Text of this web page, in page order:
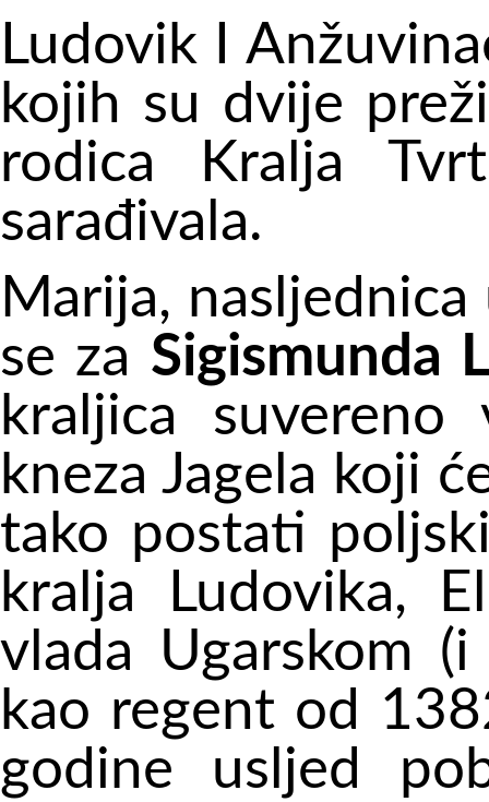
Ludovik I
kojih su dvije
rodica
Kralja
sarađivala.
Marija,
se za Sigismunda
kraljica suvereno
kneza Jagela koji
tako postati
kralja Ludovika,
vlada Ugarskom
kao regent od
godine usljed